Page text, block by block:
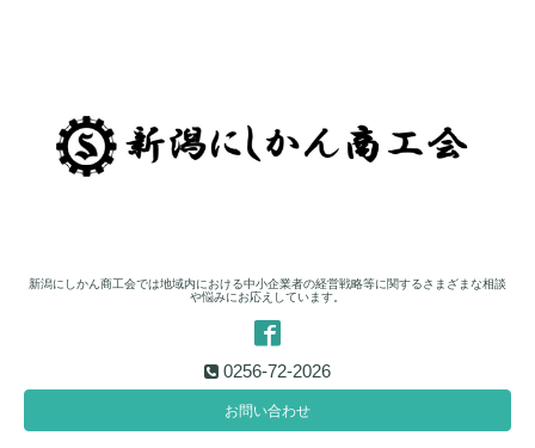
新潟にしかん商工会では地域内における中小企業者の経営戦略等に関するさまざまな相談
や悩みにお応えしています。
0256-72-2026
お問い合わせ